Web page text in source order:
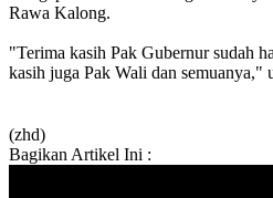
Rawa Kalong.
"Terima kasih Pak Gubernur sudah
kasih juga Pak Wali dan semuanya,"
(zhd)
Bagikan Artikel Ini :